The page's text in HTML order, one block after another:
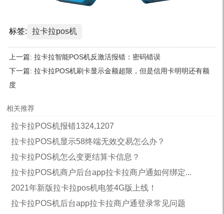
标签: 拉卡拉pos机
上一篇: 拉卡拉智能POS机反激活报错：密码错误
下一篇: 拉卡拉POS机刷卡显示金额超限，但是信用卡明明还有额
度
相关推荐
拉卡拉POS机报错1324,1207
拉卡拉POS机显示58终端无效交易怎么办？
拉卡拉POS机怎么变更结算卡信息？
拉卡拉POS机商户后台app拉卡拉商户通如何绑定...
2021年新版拉卡拉pos机电签4G版上线！
拉卡拉POS机后台app拉卡拉商户通登录常见问题